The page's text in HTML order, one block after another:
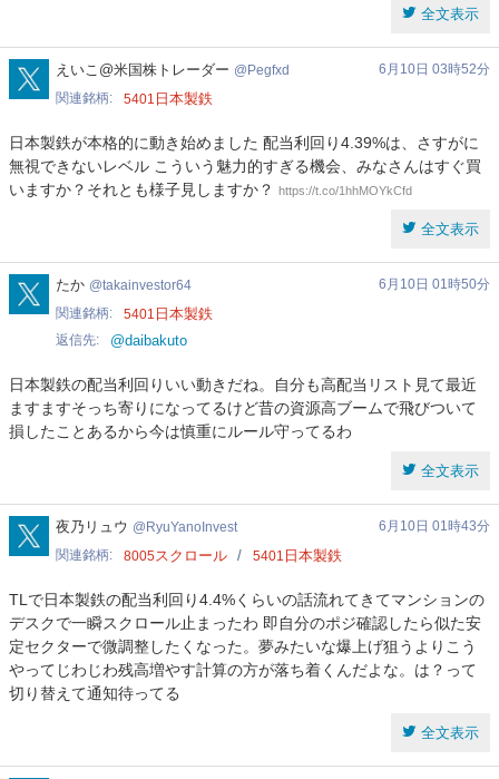
全文表示
Pegfxd
えいこ@米国株トレーダー Pegfxd
6月10日 03時52分
関連銘柄
5401 日本製鉄
日本製鉄が本格的に動き始めました 配当利回り4.39%は、さすがに
無視できないレベル こういう魅力的すぎる機会、みなさんはすぐ買
いますか？それとも様子見しますか？ https://t.co/1hhMOYkCfd
全文表示
takainvestor64
たか takainvestor64
6月10日 01時50分
関連銘柄
5401 日本製鉄
返信先 @daibakuto
日本製鉄の配当利回りいい動きだね。自分も高配当リスト見て最近
ますますそっち寄りになってるけど昔の資源高ブームで飛びついて
損したことあるから今は慎重にルール守ってるわ
全文表示
RyuYanoInvest
夜乃リュウ RyuYanoInvest
6月10日 01時43分
関連銘柄
8005スクロール 5401 日本製鉄
TLで日本製鉄の配当利回り4.4%くらいの話流れてきてマンションの
デスクで一瞬スクロール止まったわ 即自分のポジ確認したら似た安
定セクターで微調整したくなった。夢みたいな爆上げ狙うよりこう
やってじわじわ残高増やす計算の方が落ち着くんだよな。は？って
切り替えて通知待ってる
全文表示